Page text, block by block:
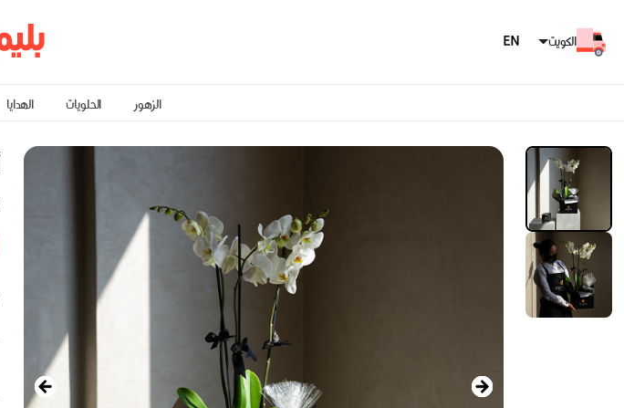
الكويت
الزهور الحلويات الهدايا